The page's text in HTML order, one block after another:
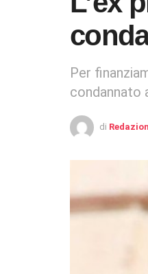
Per
condannato
di